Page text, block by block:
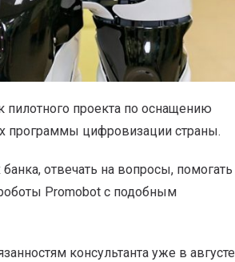
пилотного проекта по оснащению
программы цифровизации страны.
отвечать на вопросы, помогать
Promobot с подобным
консультанта уже в августе